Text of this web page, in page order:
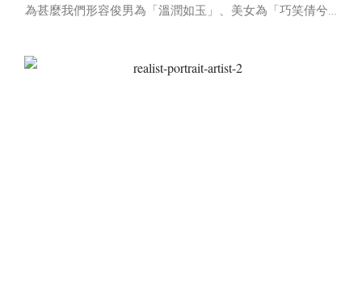
為甚麼我們形容俊男為「溫潤如玉」、美女為「巧笑倩兮…